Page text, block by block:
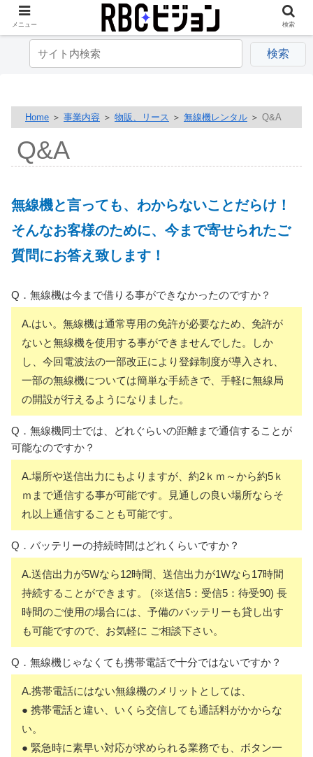
Home ＞ 事業内容 ＞ 物販、リース ＞ 無線機レンタル ＞ Q&A
Q&A
無線機と言っても、わからないことだらけ！
そんなお客様のために、今まで寄せられたご
質問にお答え致します！
Q．無線機は今まで借りる事ができなかったのですか？
A.はい。無線機は通常専用の免許が必要なため、免許が
ないと無線機を使用する事ができませんでした。しか
し、今回電波法の一部改正により登録制度が導入され、
一部の無線機については簡単な手続きで、手軽に無線局
の開設が行えるようになりました。
Q．無線機同士では、どれぐらいの距離まで通信することが
可能なのですか？
A.場所や送信出力にもよりますが、約2ｋｍ～から約5ｋ
ｍまで通信する事が可能です。見通しの良い場所ならそ
れ以上通信することも可能です。
Q．バッテリーの持続時間はどれくらいですか？
A.送信出力が5Wなら12時間、送信出力が1Wなら17時間
持続することができます。 (※送信5：受信5：待受90) 長
時間のご使用の場合には、予備のバッテリーも貸し出す
も可能ですので、お気軽に ご相談下さい。
Q．無線機じゃなくても携帯電話で十分ではないですか？
A.携帯電話にはない無線機のメリットとしては、
● 携帯電話と違い、いくら交信しても通話料がかからな
い。
● 緊急時に素早い対応が求められる業務でも、ボタン一
メニュー 検索